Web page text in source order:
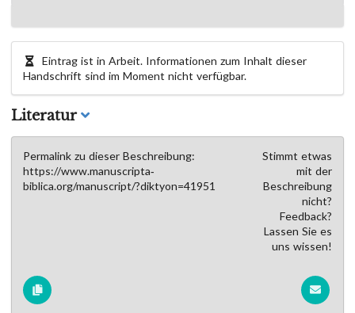
Eintrag ist in Arbeit. Informationen zum Inhalt dieser
Handschrift sind im Moment nicht verfügbar.
Literatur
Permalink zu dieser Beschreibung:
https://www.manuscripta-
biblica.org/manuscript/?diktyon=41951
Stimmt etwas
mit der
Beschreibung
nicht?
Feedback?
Lassen Sie es
uns wissen!